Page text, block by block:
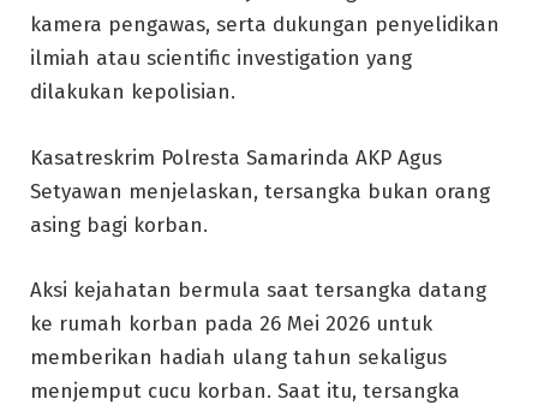
kamera pengawas, serta dukungan penyelidikan
ilmiah atau scientific investigation yang
dilakukan kepolisian.
Kasatreskrim Polresta Samarinda AKP Agus
Setyawan menjelaskan, tersangka bukan orang
asing bagi korban.
Aksi kejahatan bermula saat tersangka datang
ke rumah korban pada 26 Mei 2026 untuk
memberikan hadiah ulang tahun sekaligus
menjemput cucu korban. Saat itu, tersangka